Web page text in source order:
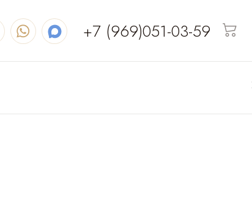
+7 (969)051-03-59